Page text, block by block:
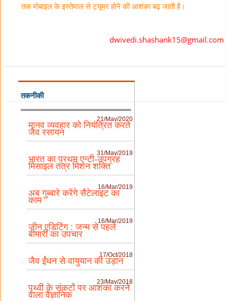
तक मोबाइल के इस्तेमाल से ट्यूमर होने की आशंका बढ़ जाती है।
dwivedi.shashank15@gmail.com
तकनीकी
21/May/2020
मानव व्यवहार को नियंत्रित करते
जैव रसायन
31/May/2019
भारत का प्रथम एन्टी-उपग्रह
मिसाइल तंत्र मिशन शक्ति
16/Mar/2019
अब गुब्बारे करेंगे सैटेलाइट का
काम
16/Mar/2019
जीन एडिटिंग : जन्म से पहले
बीमारी का उपचार
17/Oct/2018
जैव ईंधन से वायुयान की उड़ान
23/May/2018
पृथ्वी के संकटों पर आशंका करने
वाला वैज्ञानिक